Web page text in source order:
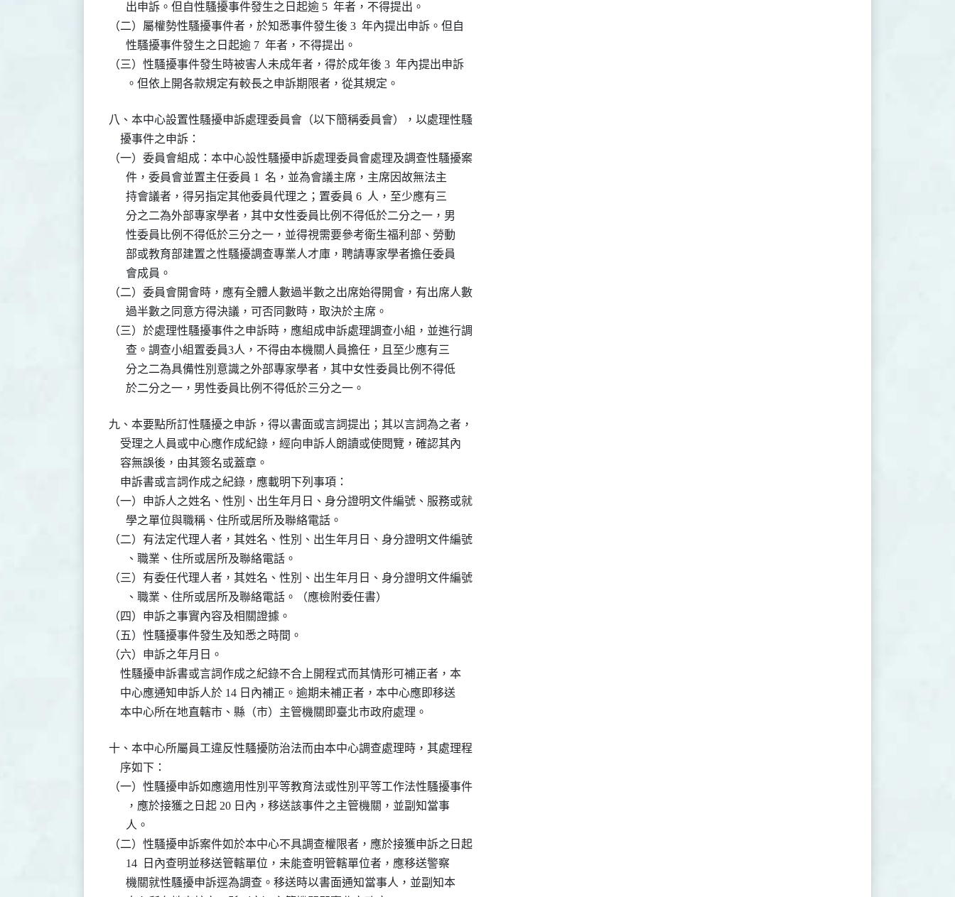
      出申訴。但自性騷擾事件發生之日起逾 5  年者，不得提出。
（二）屬權勢性騷擾事件者，於知悉事件發生後 3  年內提出申訴。但自
      性騷擾事件發生之日起逾 7  年者，不得提出。
（三）性騷擾事件發生時被害人未成年者，得於成年後 3  年內提出申訴
      。但依上開各款規定有較長之申訴期限者，從其規定。
八、本中心設置性騷擾申訴處理委員會（以下簡稱委員會），以處理性騷
    擾事件之申訴：
（一）委員會組成：本中心設性騷擾申訴處理委員會處理及調查性騷擾案
      件，委員會並置主任委員 1  名，並為會議主席，主席因故無法主
      持會議者，得另指定其他委員代理之；置委員 6  人，至少應有三
      分之二為外部專家學者，其中女性委員比例不得低於二分之一，男
      性委員比例不得低於三分之一，並得視需要參考衛生福利部、勞動
      部或教育部建置之性騷擾調查專業人才庫，聘請專家學者擔任委員
      會成員。
（二）委員會開會時，應有全體人數過半數之出席始得開會，有出席人數
      過半數之同意方得決議，可否同數時，取決於主席。
（三）於處理性騷擾事件之申訴時，應組成申訴處理調查小組，並進行調
      查。調查小組置委員3人，不得由本機關人員擔任，且至少應有三
      分之二為具備性別意識之外部專家學者，其中女性委員比例不得低
      於二分之一，男性委員比例不得低於三分之一。
九、本要點所訂性騷擾之申訴，得以書面或言詞提出；其以言詞為之者，
    受理之人員或中心應作成紀錄，經向申訴人朗讀或使閱覽，確認其內
    容無誤後，由其簽名或蓋章。
    申訴書或言詞作成之紀錄，應載明下列事項：
（一）申訴人之姓名、性別、出生年月日、身分證明文件編號、服務或就
      學之單位與職稱、住所或居所及聯絡電話。
（二）有法定代理人者，其姓名、性別、出生年月日、身分證明文件編號
      、職業、住所或居所及聯絡電話。
（三）有委任代理人者，其姓名、性別、出生年月日、身分證明文件編號
      、職業、住所或居所及聯絡電話。（應檢附委任書）
（四）申訴之事實內容及相關證據。
（五）性騷擾事件發生及知悉之時間。
（六）申訴之年月日。
    性騷擾申訴書或言詞作成之紀錄不合上開程式而其情形可補正者，本
    中心應通知申訴人於 14 日內補正。逾期未補正者，本中心應即移送
    本中心所在地直轄市、縣（市）主管機關即臺北市政府處理。
十、本中心所屬員工違反性騷擾防治法而由本中心調查處理時，其處理程
    序如下：
（一）性騷擾申訴如應適用性別平等教育法或性別平等工作法性騷擾事件
      ，應於接獲之日起 20 日內，移送該事件之主管機關，並副知當事
      人。
（二）性騷擾申訴案件如於本中心不具調查權限者，應於接獲申訴之日起
      14  日內查明並移送管轄單位，未能查明管轄單位者，應移送警察
      機關就性騷擾申訴逕為調查。移送時以書面通知當事人，並副知本